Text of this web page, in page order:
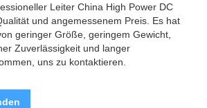
Leiter China High Power DC
und angemessenem Preis. Es hat
geringer Größe, geringem Gewicht,
Zuverlässigkeit und langer
uns zu kontaktieren.